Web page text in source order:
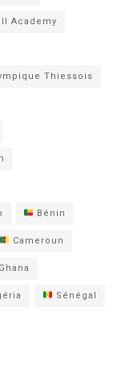
Academy
Thiessois
Bénin
Cameroun
Ghana
Sénégal